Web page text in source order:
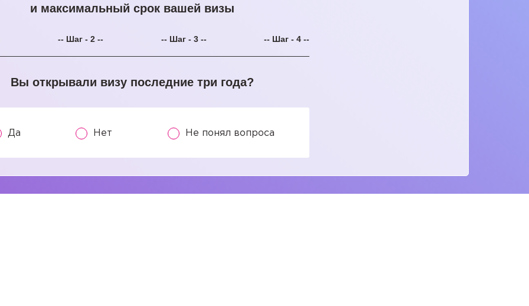
и максимальный срок вашей визы
-- Шаг - 2 -- -- Шаг - 3 -- -- Шаг - 4 --
Вы открывали визу последние три года?
Да Нет Не понял вопроса